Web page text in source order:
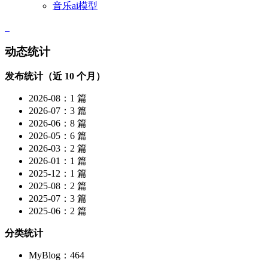
音乐ai模型
动态统计
发布统计（近 10 个月）
2026-08：1 篇
2026-07：3 篇
2026-06：8 篇
2026-05：6 篇
2026-03：2 篇
2026-01：1 篇
2025-12：1 篇
2025-08：2 篇
2025-07：3 篇
2025-06：2 篇
分类统计
MyBlog：464